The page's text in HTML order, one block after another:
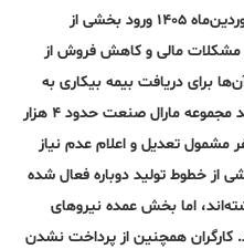
براساس اظهارات کارگران، از ابتدای فروردین‌ماه ۱۴۰۵ ورود بخشی از
مشکلات مالی و کاهش فروش از
برای دریافت بیمه بیکاری به
اداره کار معرفی شدند. کارگران می‌گویند مجموعه مارال صنعت حدود ۴ هزار
کار دارد که از این میان، ۱۵۰۰ نفر مشمول تعدیل و اعلام عدم نیاز
از خطوط تولید دوباره فعال شده
اما بخش عمده نیروهای
همچنین از پرداخت نشدن